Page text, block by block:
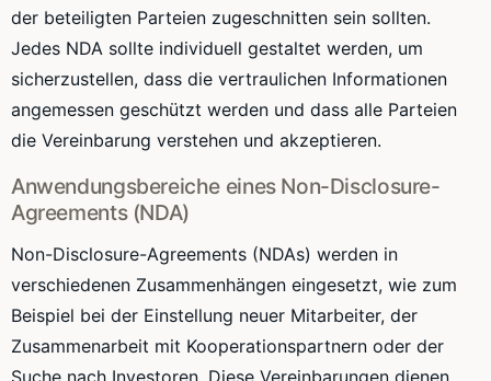
der beteiligten Parteien zugeschnitten sein sollten.
Jedes NDA sollte individuell gestaltet werden, um
sicherzustellen, dass die vertraulichen Informationen
angemessen geschützt werden und dass alle Parteien
die Vereinbarung verstehen und akzeptieren.
Anwendungsbereiche eines Non-Disclosure-
Agreements (NDA)
Non-Disclosure-Agreements (NDAs) werden in
verschiedenen Zusammenhängen eingesetzt, wie zum
Beispiel bei der Einstellung neuer Mitarbeiter, der
Zusammenarbeit mit Kooperationspartnern oder der